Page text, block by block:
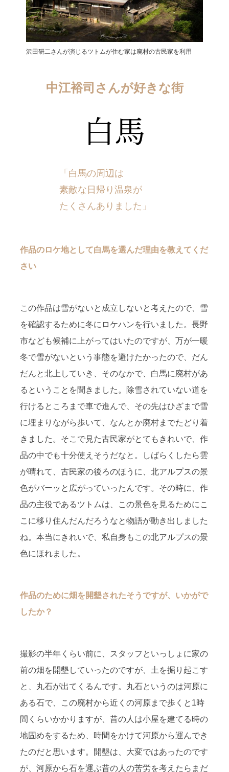
沢田研二さんが演じるツトムが住む家は廃村の古民家を利用
中江裕司さんが好きな街
白馬
「白馬の周辺は
素敵な日帰り温泉が
たくさんありました」
作品のロケ地として白馬を選んだ理由を教えてくだ
さい
この作品は雪がないと成立しないと考えたので、雪
を確認するために冬にロケハンを行いました。長野
市なども候補に上がってはいたのですが、万が一暖
冬で雪がないという事態を避けたかったので、だん
だんと北上していき、そのなかで、白馬に廃村があ
るということを聞きました。除雪されていない道を
行けるところまで車で進んで、その先はひざまで雪
に埋まりながら歩いて、なんとか廃村までたどり着
きました。そこで見た古民家がとてもきれいで、作
品の中でも十分使えそうだなと。しばらくしたら雲
が晴れて、古民家の後ろのほうに、北アルプスの景
色がバーッと広がっていったんです。その時に、作
品の主役であるツトムは、この景色を見るためにこ
こに移り住んだんだろうなと物語が動き出しました
ね。本当にきれいで、私自身もこの北アルプスの景
色にほれました。
作品のために畑を開墾されたそうですが、いかがで
したか？
撮影の半年くらい前に、スタッフといっしょに家の
前の畑を開墾していったのですが、土を掘り起こす
と、丸石が出てくるんです。丸石というのは河原に
ある石で、この廃村から近くの河原まで歩くと1時
間くらいかかりますが、昔の人は小屋を建てる時の
地固めをするため、時間をかけて河原から運んでき
たのだと思います。開墾は、大変ではあったのです
が、河原から石を運ぶ昔の人の苦労を考えたらまだ